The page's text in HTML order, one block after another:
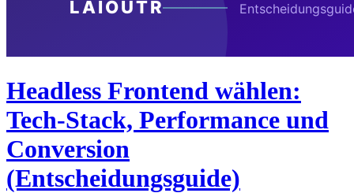
Headless Frontend wählen:
Tech-Stack, Performance und
Conversion
(Entscheidungsguide)